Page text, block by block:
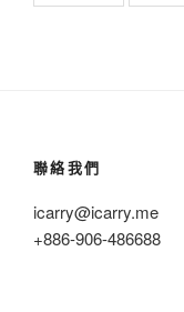
聯絡我們
icarry@icarry.me
+886-906-486688